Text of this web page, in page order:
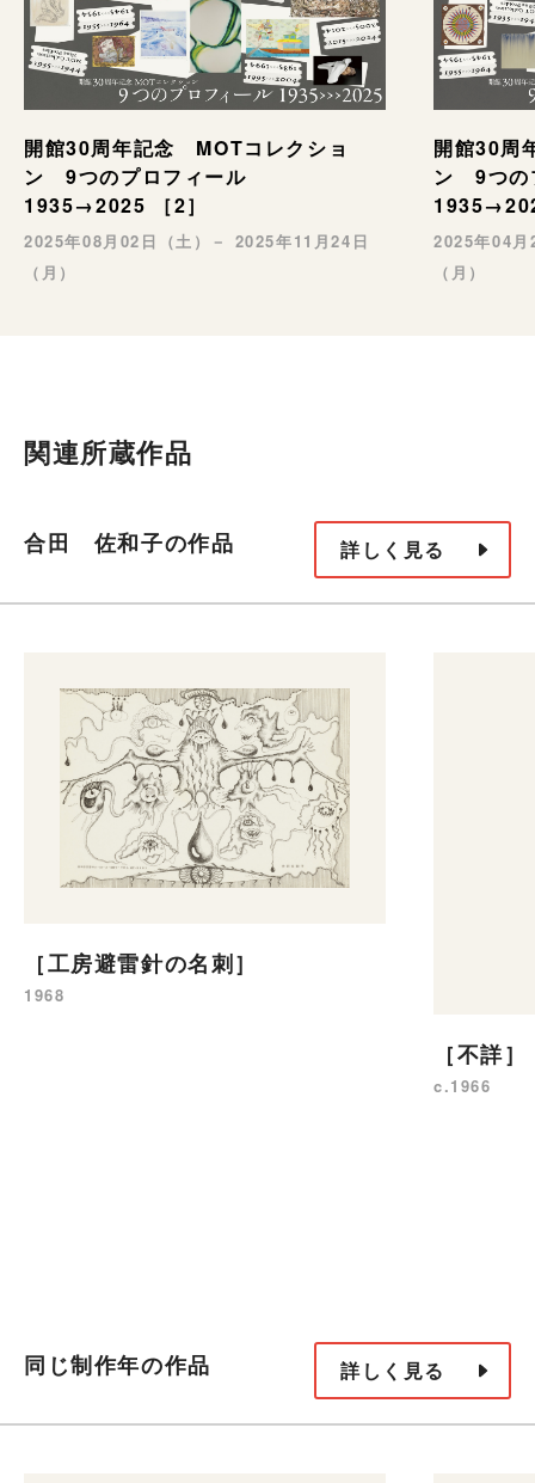
開館30周年記念 MOTコレクショ
ン 9つのプロフィール
1935→2025 ［2］
2025年08月02日（土）－ 2025年11月24日
（月）
開館30周
ン 9つ
2025年04
（月）
関連所蔵作品
合田 佐和子の作品 詳しく見る
［工房避雷針の名刺］
1968
［不詳］
c.1966
同じ制作年の作品 詳しく見る